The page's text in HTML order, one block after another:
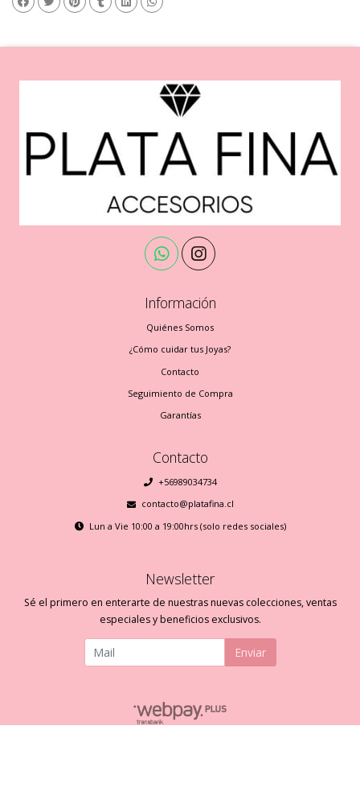
Información
Quiénes Somos
¿Cómo cuidar tus Joyas?
Contacto
Seguimiento de Compra
Garantías
Contacto
+56989034734
contacto@platafina.cl
Lun a Vie 10:00 a 19:00hrs (solo redes sociales)
Newsletter
Sé el primero en enterarte de nuestras nuevas colecciones, ventas
especiales y beneficios exclusivos.
Enviar